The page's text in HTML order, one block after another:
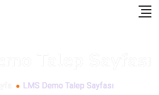
LMS Demo Talep Sayfası